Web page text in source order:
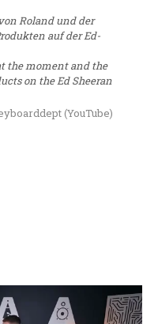
Roland und der
auf der Ed-
the moment and the
on the Ed Sheeran
(YouTube)